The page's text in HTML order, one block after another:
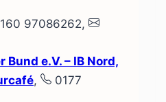
97086262,
e.V. – IB Nord,
,
0177